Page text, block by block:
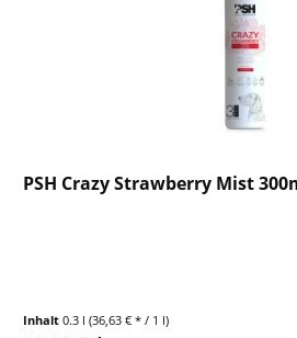
PSH Crazy Strawberry Mist
Inhalt0.3 l(36,63 € * / 1 l)